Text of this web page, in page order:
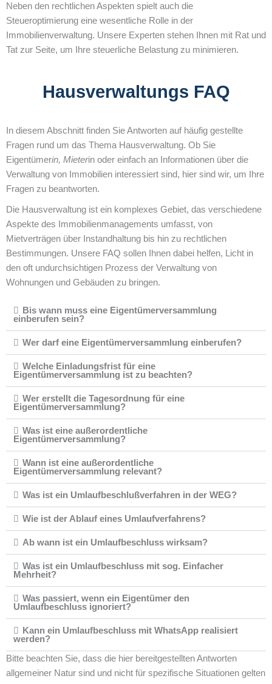
Neben den rechtlichen Aspekten spielt auch die
Steueroptimierung eine wesentliche Rolle in der
Immobilienverwaltung. Unsere Experten stehen Ihnen mit Rat und
Tat zur Seite, um Ihre steuerliche Belastung zu minimieren.
Hausverwaltungs FAQ
In diesem Abschnitt finden Sie Antworten auf häufig gestellte
Fragen rund um das Thema Hausverwaltung. Ob Sie
Eigentümerin, Mieterin oder einfach an Informationen über die
Verwaltung von Immobilien interessiert sind, hier sind wir, um Ihre
Fragen zu beantworten.
Die Hausverwaltung ist ein komplexes Gebiet, das verschiedene
Aspekte des Immobilienmanagements umfasst, von
Mietverträgen über Instandhaltung bis hin zu rechtlichen
Bestimmungen. Unsere FAQ sollen Ihnen dabei helfen, Licht in
den oft undurchsichtigen Prozess der Verwaltung von
Wohnungen und Gebäuden zu bringen.
Bis wann muss eine Eigentümerversammlung
einberufen sein?
Wer darf eine Eigentümerversammlung einberufen?
Welche Einladungsfrist für eine
Eigentümerversammlung ist zu beachten?
Wer erstellt die Tagesordnung für eine
Eigentümerversammlung?
Was ist eine außerordentliche
Eigentümerversammlung?
Wann ist eine außerordentliche
Eigentümerversammlung relevant?
Was ist ein Umlaufbeschlußverfahren in der WEG?
Wie ist der Ablauf eines Umlaufverfahrens?
Ab wann ist ein Umlaufbeschluss wirksam?
Was ist ein Umlaufbeschluss mit sog. Einfacher
Mehrheit?
Was passiert, wenn ein Eigentümer den
Umlaufbeschluss ignoriert?
Kann ein Umlaufbeschluss mit WhatsApp realisiert
werden?
Bitte beachten Sie, dass die hier bereitgestellten Antworten
allgemeiner Natur sind und nicht für spezifische Situationen gelten